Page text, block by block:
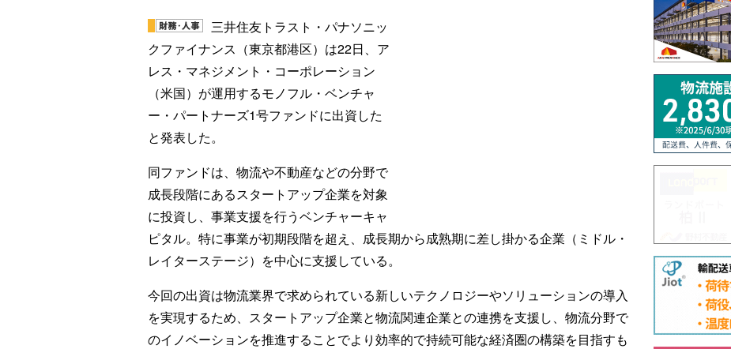
三井住友トラスト・パナソニッ
クファイナンス（東京都港区）は22日、ア
レス・マネジメント・コーポレーション
（米国）が運用するモノフル・ベンチャ
ー・パートナーズ1号ファンドに出資した
と発表した。
同ファンドは、物流や不動産などの分野で
成長段階にあるスタートアップ企業を対象
に投資し、事業支援を行うベンチャーキャ
ピタル。特に事業が初期段階を超え、成長期から成熟期に差し掛かる企業（ミドル・
レイターステージ）を中心に支援している。
今回の出資は物流業界で求められている新しいテクノロジーやソリューションの導入
を実現するため、スタートアップ企業と物流関連企業との連携を支援し、物流分野で
のイノベーションを推進することでより効率的で持続可能な経済圏の構築を目指すも